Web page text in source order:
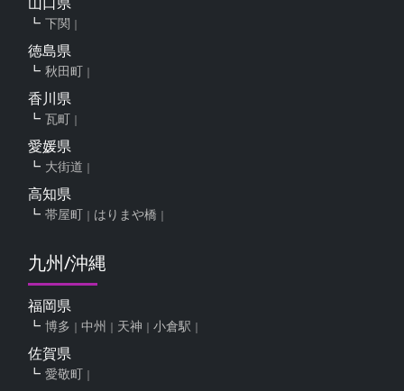
下関
徳島県
秋田町
香川県
瓦町
愛媛県
大街道
高知県
帯屋町 はりまや橋
九州/沖縄
福岡県
博多 中州 天神 小倉駅
佐賀県
愛敬町